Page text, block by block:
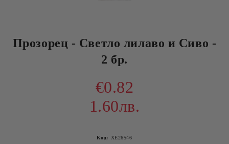
Прозорец - Светло лилаво и Сиво -
2 бр.
€0.82
1.60лв.
Код: ХЕ26546